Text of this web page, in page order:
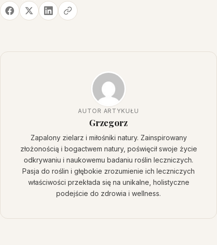
AUTOR ARTYKUŁU
Grzegorz
Zapalony zielarz i miłośniki natury. Zainspirowany
złożonością i bogactwem natury, poświęcił swoje życie
odkrywaniu i naukowemu badaniu roślin leczniczych.
Pasja do roślin i głębokie zrozumienie ich leczniczych
właściwości przekłada się na unikalne, holistyczne
podejście do zdrowia i wellness.